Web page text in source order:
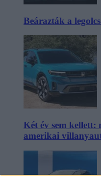
Beárazták a
Két év sem
amerikai